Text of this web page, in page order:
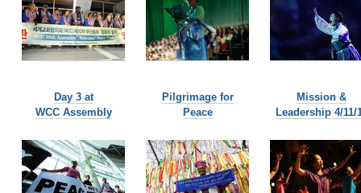
Day 3 at
WCC Assembly
Pilgrimage for
Peace
Mission &
Leadership 4/11/